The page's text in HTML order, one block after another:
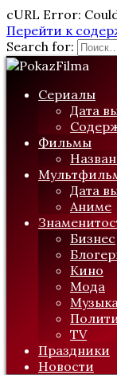
cURL Error:
Перейти к
Search for:
Сериалы
Дата
Фильмы
Дата
Аниме
Бизнес
Кино
Мода
TV
Праздники
Новости